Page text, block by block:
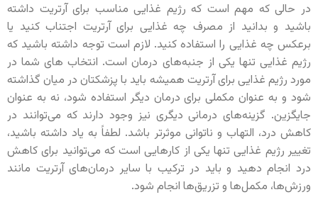
در حالی که مهم است که رژیم غذایی مناسب برای آرتریت داشته
باشید و بدانید از مصرف چه غذایی برای آرتریت اجتناب کنید یا
برعکس چه غذایی را استفاده کنید. لازم است توجه داشته باشید که
رژیم غذایی تنها یکی از جنبه‌های درمان است. انتخاب های شما در
مورد رژیم غذایی برای آرتریت همیشه باید با پزشکتان در میان گذاشته
شود و به عنوان مکملی برای درمان دیگر استفاده شود، نه به عنوان
جایگزین. گزینه‌های درمانی دیگری نیز وجود دارند که می‌توانند در
کاهش درد، التهاب و ناتوانی موثرتر باشد. لطفاً به یاد داشته باشید،
تغییر رژیم غذایی تنها یکی از کارهایی است که می‌توانید برای کاهش
درد انجام دهید و باید در ترکیب با سایر درمان‌های آرتریت مانند
ورزش‌ها، مکمل‌ها و تزریق‌ها انجام شود.